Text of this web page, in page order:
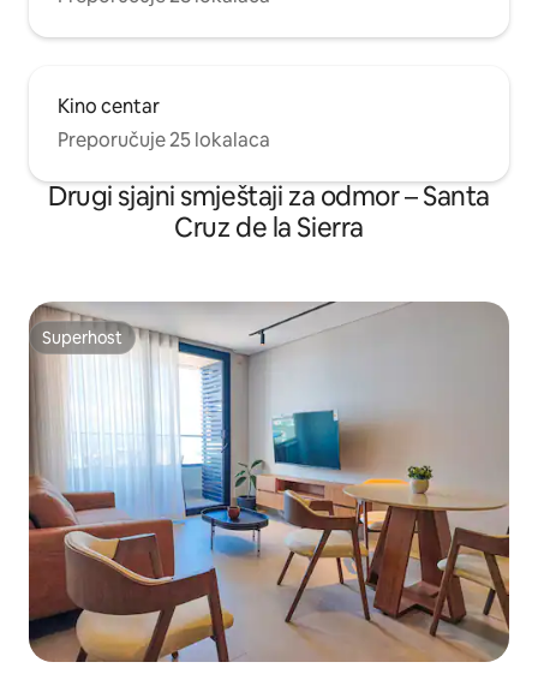
Kino centar
Preporučuje 25 lokalaca
Drugi sjajni smještaji za odmor – Santa
Cruz de la Sierra
Superhost
Superhost